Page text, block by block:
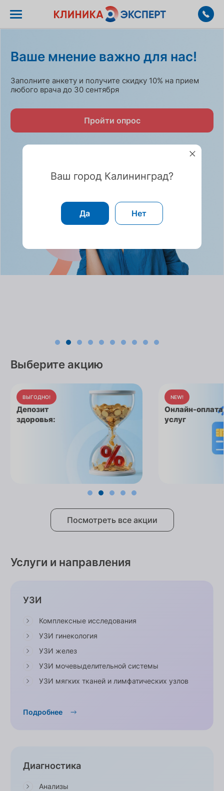
Ваше мнение важно для нас!
Заполните анкету и получите скидку 10% на прием
любого врача до 30 сентября
Пройти опрос
Выберите акцию
Депозит
здоровья:
ВЫГОДНО!
Онлайн-оплата
услуг
NEW!
Посмотреть все акции
Услуги и направления
УЗИ
Комплексные исследования
УЗИ гинекология
УЗИ желез
УЗИ мочевыделительной системы
УЗИ мягких тканей и лимфатических узлов
Подробнее
Диагностика
Анализы
Ваш город Калининград?
Да Нет